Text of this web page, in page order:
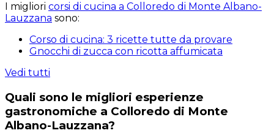
I migliori corsi di cucina a Colloredo di Monte Albano-
Lauzzana sono:
Corso di cucina: 3 ricette tutte da provare
Gnocchi di zucca con ricotta affumicata
Vedi tutti
Quali sono le migliori esperienze
gastronomiche a Colloredo di Monte
Albano-Lauzzana?